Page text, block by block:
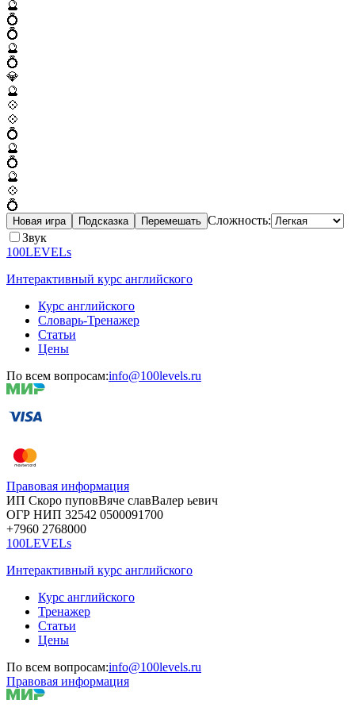
🔮
💍
💍
🔮
💍
💎
🔮
💠
💠
💍
🔮
💍
🔮
💠
💍
Новая игра Подсказка Перемешать Сложность:
Звук
100LEVELs
Интерактивный курс английского
Курс английского
Словарь-Тренажер
Статьи
Цены
По всем вопросам:info@100levels.ru
Правовая информация
ИП Скоро пуповВяче славВалер ьевич
ОГР НИП 32542 0500091700
+7960 2768000
100LEVELs
Интерактивный курс английского
Курс английского
Тренажер
Статьи
Цены
По всем вопросам:info@100levels.ru
Правовая информация